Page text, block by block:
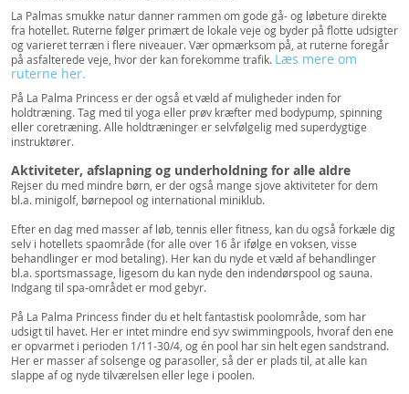
La Palmas smukke natur danner rammen om gode gå- og løbeture direkte
fra hotellet. Ruterne følger primært de lokale veje og byder på flotte udsigter
og varieret terræn i flere niveauer. Vær opmærksom på, at ruterne foregår
på asfalterede veje, hvor der kan forekomme trafik. Læs mere om
ruterne her.
På La Palma Princess er der også et væld af muligheder inden for
holdtræning. Tag med til yoga eller prøv kræfter med bodypump, spinning
eller coretræning. Alle holdtræninger er selvfølgelig med superdygtige
instruktører.
Aktiviteter, afslapning og underholdning for alle aldre
Rejser du med mindre børn, er der også mange sjove aktiviteter for dem
bl.a. minigolf, børnepool og international miniklub.
Efter en dag med masser af løb, tennis eller fitness, kan du også forkæle dig
selv i hotellets spaområde (for alle over 16 år ifølge en voksen, visse
behandlinger er mod betaling). Her kan du nyde et væld af behandlinger
bl.a. sportsmassage, ligesom du kan nyde den indendørspool og sauna.
Indgang til spa-området er mod gebyr.
På La Palma Princess finder du et helt fantastisk poolområde, som har
udsigt til havet. Her er intet mindre end syv swimmingpools, hvoraf den ene
er opvarmet i perioden 1/11-30/4, og én pool har sin helt egen sandstrand.
Her er masser af solsenge og parasoller, så der er plads til, at alle kan
slappe af og nyde tilværelsen eller lege i poolen.